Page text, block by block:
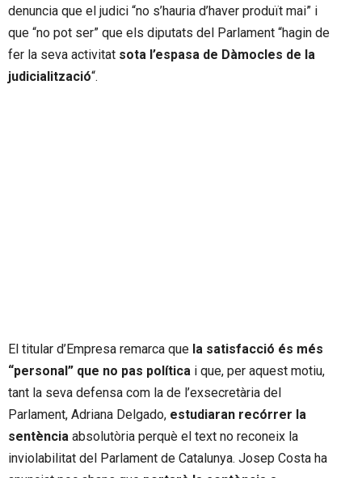
denuncia que el judici “no s’hauria d’haver produït mai” i
que “no pot ser” que els diputats del Parlament “hagin de
fer la seva activitat sota l’espasa de Dàmocles de la
judicialització“.
El titular d’Empresa remarca que la satisfacció és més
“personal” que no pas política i que, per aquest motiu,
tant la seva defensa com la de l’exsecretària del
Parlament, Adriana Delgado, estudiaran recórrer la
sentència absolutòria perquè el text no reconeix la
inviolabilitat del Parlament de Catalunya. Josep Costa ha